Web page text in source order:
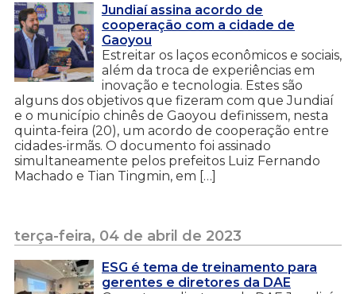
Jundiaí assina acordo de
cooperação com a cidade de
Gaoyou
Estreitar os laços econômicos e sociais,
além da troca de experiências em
inovação e tecnologia. Estes são
alguns dos objetivos que fizeram com que Jundiaí
e o município chinês de Gaoyou definissem, nesta
quinta-feira (20), um acordo de cooperação entre
cidades-irmãs. O documento foi assinado
simultaneamente pelos prefeitos Luiz Fernando
Machado e Tian Tingmin, em […]
terça-feira, 04 de abril de 2023
ESG é tema de treinamento para
gerentes e diretores da DAE